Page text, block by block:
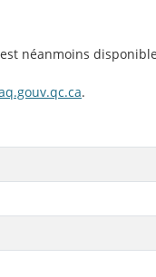
néanmoins
.